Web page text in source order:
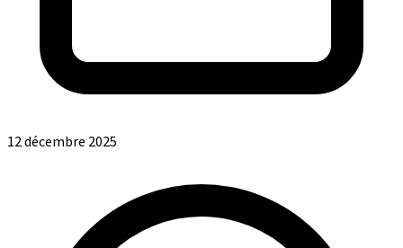
12 décembre 2025